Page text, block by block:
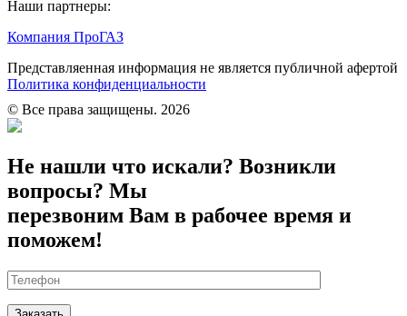
Наши партнеры:
Компания ПроГАЗ
Представляенная информация не является публичной афертой
Политика конфиденциальности
© Все права защищены. 2026
Не нашли что искали? Возникли
вопросы? Мы
перезвоним Вам в рабочее время и
поможем!